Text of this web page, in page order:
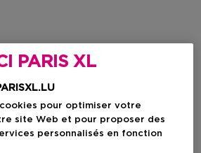
PARIS XL
pour optimiser votre
site Web et pour proposer des
personnalisés en fonction